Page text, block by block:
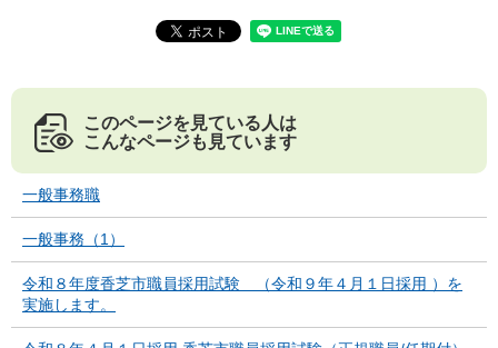
このページを見ている人は
こんなページも見ています
一般事務職
一般事務（1）
令和８年度香芝市職員採用試験 （令和９年４月１日採用 ）を
実施します。